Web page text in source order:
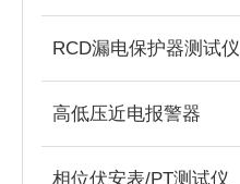
RCD漏电保护器测试仪
高低压近电报警器
相位伏安表/PT测试仪